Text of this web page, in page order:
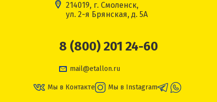
214019, г. Смоленск,
ул. 2-я Брянская, д. 5А
8 (800) 201 24-60
mail@etallon.ru
Мы в Контакте Мы в Instagram